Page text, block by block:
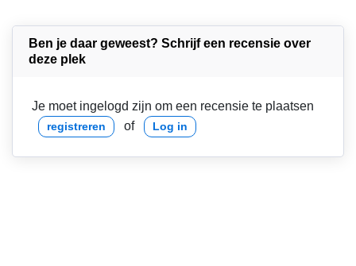
Ben je daar geweest? Schrijf een recensie over
deze plek
Je moet ingelogd zijn om een recensie te plaatsen
registreren of Log in